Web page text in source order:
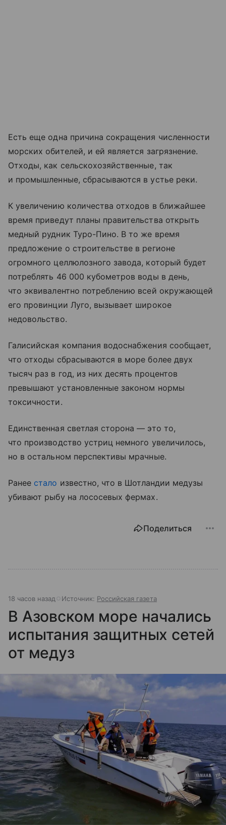
Есть еще одна причина сокращения численности
морских обителей, и ей является загрязнение.
Отходы, как сельскохозяйственные, так
и промышленные, сбрасываются в устье реки.
К увеличению количества отходов в ближайшее
время приведут планы правительства открыть
медный рудник Туро-Пино. В то же время
предложение о строительстве в регионе
огромного целлюлозного завода, который будет
потреблять 46 000 кубометров воды в день,
что эквивалентно потреблению всей окружающей
его провинции Луго, вызывает широкое
недовольство.
Галисийская компания водоснабжения сообщает,
что отходы сбрасываются в море более двух
тысяч раз в год, из них десять процентов
превышают установленные законом нормы
токсичности.
Единственная светлая сторона — это то,
что производство устриц немного увеличилось,
но в остальном перспективы мрачные.
Ранее стало известно, что в Шотландии медузы
убивают рыбу на лососевых фермах.
Поделиться
18 часов назад Источник: Российская газета
В Азовском море начались
испытания защитных сетей
от медуз